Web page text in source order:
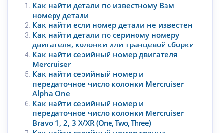
Как найти детали по известному Вам
номеру детали
Как найти если номер детали не известен
Как найти детали по сериному номеру
двигателя, колонки или транцевой сборки
Как найти серийный номер двигателя
Mercruiser
Как найти серийный номер и
передаточное число колонки Mercruiser
Alpha One
Как найти серийный номер и
передаточное число колонки Mercruiser
Bravo 1, 2, 3 X/XR(One, Two, Three)